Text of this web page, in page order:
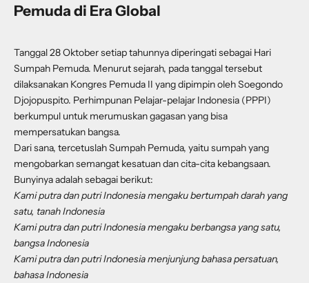
Pemuda di Era Global
Tanggal 28 Oktober setiap tahunnya diperingati sebagai Hari
Sumpah Pemuda. Menurut sejarah, pada tanggal tersebut
dilaksanakan Kongres Pemuda II yang dipimpin oleh Soegondo
Djojopuspito. Perhimpunan Pelajar-pelajar Indonesia (PPPI)
berkumpul untuk merumuskan gagasan yang bisa
mempersatukan bangsa.
Dari sana, tercetuslah Sumpah Pemuda, yaitu sumpah yang
mengobarkan semangat kesatuan dan cita-cita kebangsaan.
Bunyinya adalah sebagai berikut:
Kami putra dan putri Indonesia mengaku bertumpah darah yang
satu, tanah Indonesia
Kami putra dan putri Indonesia mengaku berbangsa yang satu,
bangsa Indonesia
Kami putra dan putri Indonesia menjunjung bahasa persatuan,
bahasa Indonesia